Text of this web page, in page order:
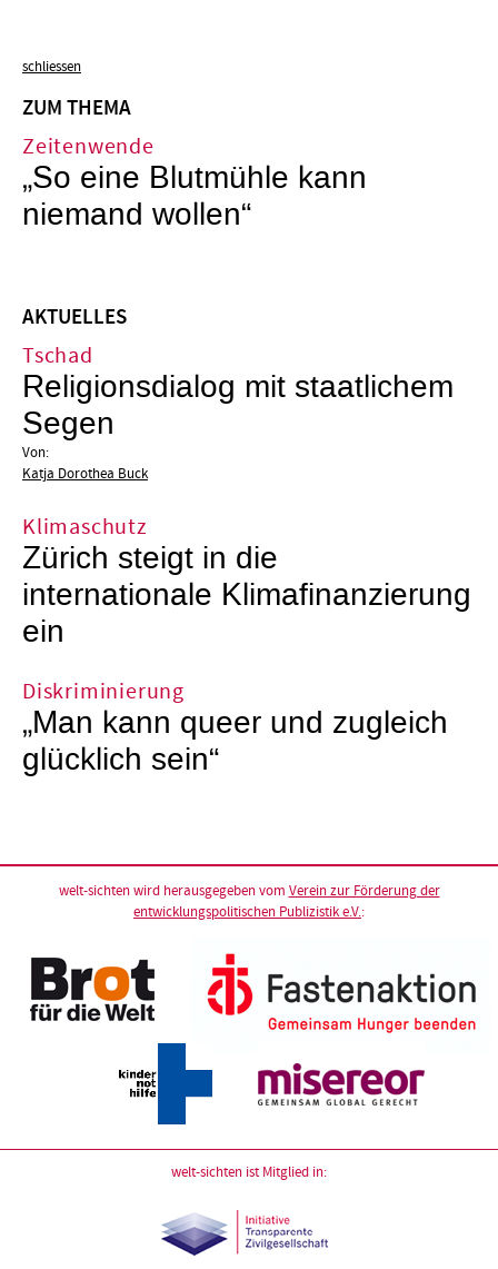
schliessen
ZUM THEMA
Zeitenwende
„So eine Blutmühle kann
niemand wollen“
AKTUELLES
Tschad
Religionsdialog mit staatlichem
Segen
Von:
Katja Dorothea Buck
Klimaschutz
Zürich steigt in die
internationale Klimafinanzierung
ein
Diskriminierung
„Man kann queer und zugleich
glücklich sein“
welt-sichten wird herausgegeben vom Verein zur Förderung der
entwicklungspolitischen Publizistik e.V.:
welt-sichten ist Mitglied in: